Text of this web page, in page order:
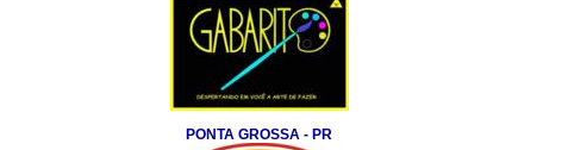
PONTA GROSSA - PR